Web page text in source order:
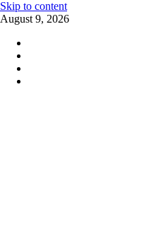
Skip to content
August 9, 2026